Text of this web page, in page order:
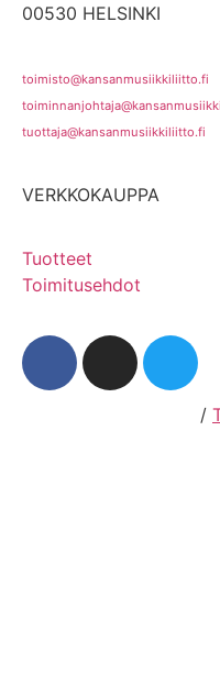
00530 HELSINKI
toimisto@kansanmusiikkiliitto.fi
tuottaja@kansanmusiikkiliitto.fi
VERKKOKAUPPA
Tuotteet
Toimitusehdot
/